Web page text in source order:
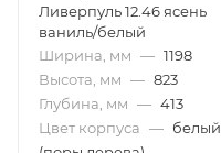
Ливерпуль 12.46 ясень
ваниль/белый
Ширина, мм — 1198
Высота, мм — 823
Глубина, мм — 413
Цвет корпуса — белый